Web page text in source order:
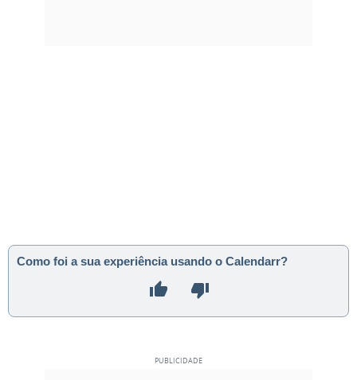
Como foi a sua experiência usando o Calendarr?